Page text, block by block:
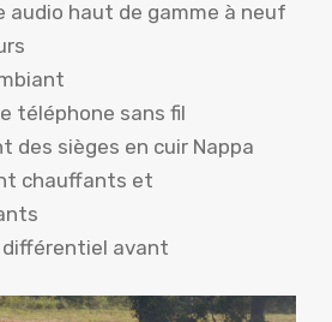
audio haut de gamme à neuf
téléphone sans fil
des sièges en cuir Nappa
chauffants et
différentiel avant